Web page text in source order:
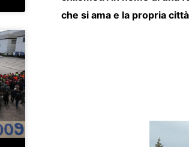
che si ama e la propria